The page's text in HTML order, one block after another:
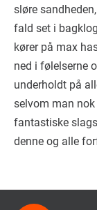
sløre
fald set i
kører på max
ned i følelserne
underholdt på
selvom man
fantastiske
denne og alle